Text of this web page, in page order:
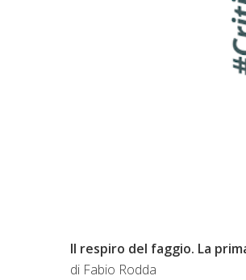
Il respiro del faggio. La
di Fabio Rodda